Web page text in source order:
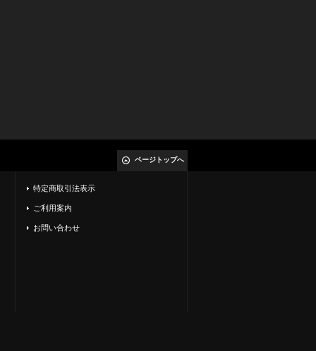
ページトップへ
特定商取引法表示
ご利用案内
お問い合わせ